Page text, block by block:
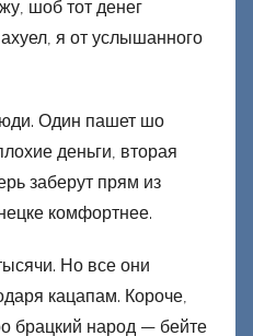
шоб тот денег
я от услышанного
Один пашет шо
деньги, вторая
заберут прям из
комфортнее.
Но все они
кацапам. Короче,
брацкий народ — бейте